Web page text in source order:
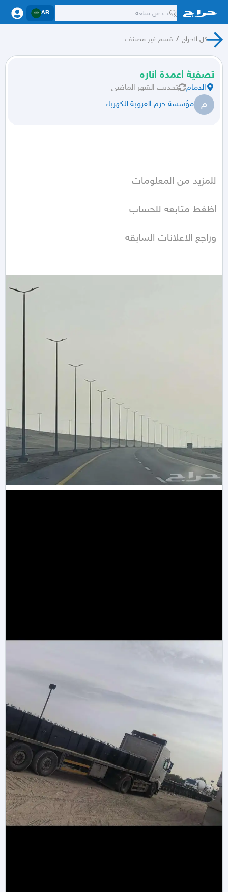
AR
كل الحراج / قسم غير مصنف
تصفية اعمدة اناره
الدمام تحديث الشهر الماضي
م مؤسسة حزم العروبة للكهرباء
وراجع الاعلانات السابقه